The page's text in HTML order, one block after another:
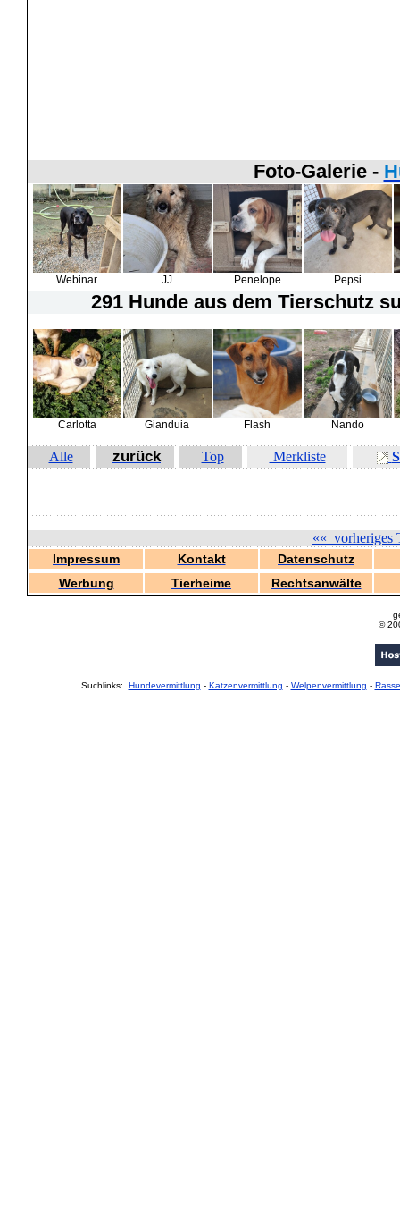
Foto-Galerie -
Webinar JJ Penelope Pepsi
291 Hunde aus dem Tierschutz
Carlotta Gianduia Flash Nando
Alle zurück Top Merkliste
«« vorheriges
Impressum Kontakt
Datenschutz
Werbung
Tierheime Rechtsanwälte
©
Suchlinks: Hundevermittlung - Katzenvermittlung - Welpenvermittlung -